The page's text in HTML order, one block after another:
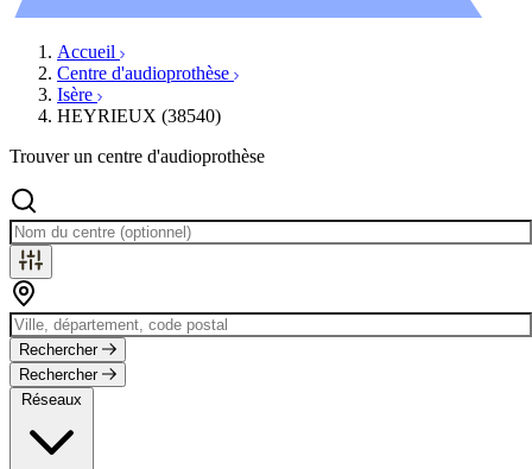
Accueil
Centre d'audioprothèse
Isère
HEYRIEUX (38540)
Trouver un centre d'audioprothèse
Rechercher
Rechercher
Réseaux